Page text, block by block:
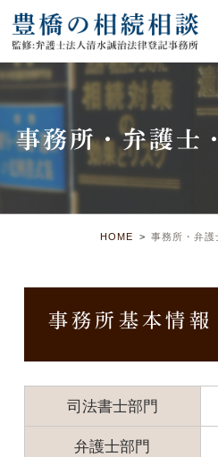
事務所・弁護士
HOME 事務所・弁護
事務所基本情報
司法書士部門
弁護士部門